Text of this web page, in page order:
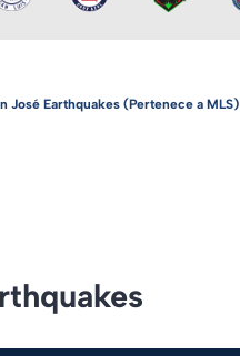
José Earthquakes (Pertenece a MLS)